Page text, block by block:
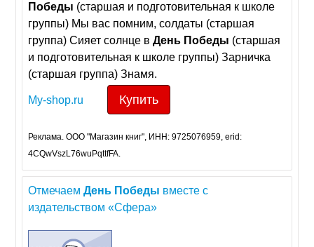
Победы (старшая и подготовительная к школе
группы) Мы вас помним, солдаты (старшая
группа) Сияет солнце вДень Победы (старшая
и подготовительная к школе группы) Зарничка
(старшая группа) Знамя.
My-shop.ru Купить
Реклама. ООО "Магазин книг", ИНН: 9725076959, erid:
4CQwVszL76wuPqttfFA.
ОтмечаемДень Победы вместе с
издательством «Сфера»